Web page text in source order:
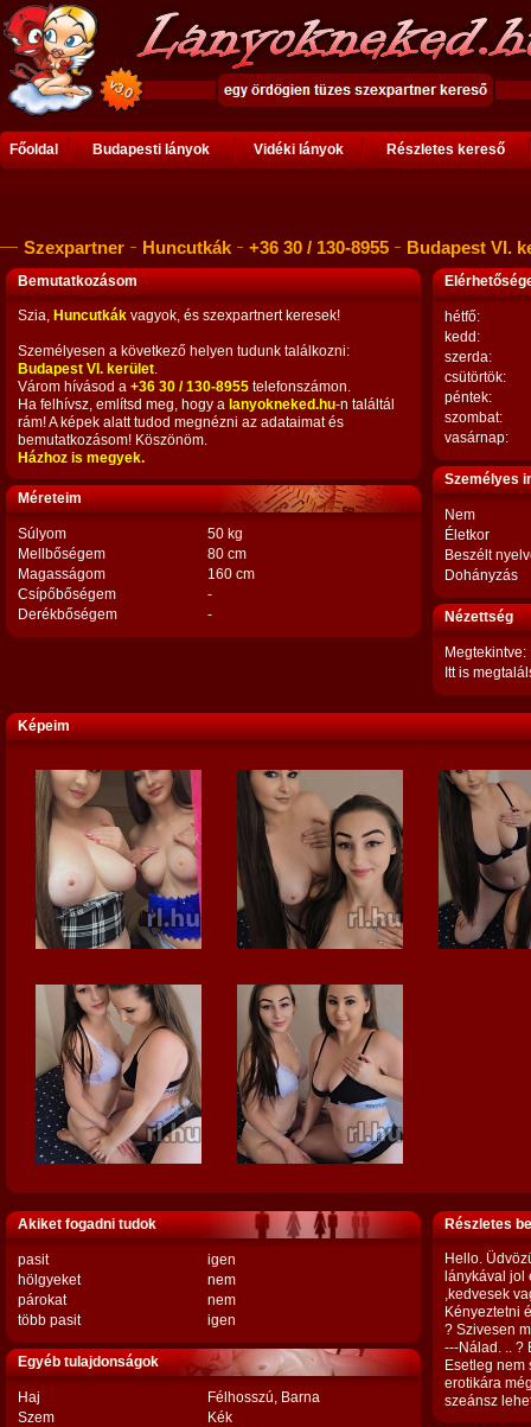
Főoldal Budapesti lányok Vidéki lányok Részletes kereső
Szexpartner Huncutkák +36 30 / 130-8955 Budapest VI.
Bemutatkozásom
Szia, Huncutkák vagyok, és szexpartnert keresek!
Személyesen a következő helyen tudunk találkozni:
Budapest VI. kerület.
Várom hívásod a +36 30 / 130-8955 telefonszámon.
Ha felhívsz, említsd meg, hogy a lanyokneked.hu-n találtál
rám! A képek alatt tudod megnézni az adataimat és
bemutatkozásom! Köszönöm.
Házhoz is megyek.
Méreteim
Súlyom
50 kg
Mellbőségem
80 cm
Magasságom
160 cm
Csípőbőségem
-
Derékbőségem
-
hétfő:
kedd:
szerda:
csütörtök:
péntek:
szombat:
vasárnap:
Személyes
Nem
Életkor
Beszélt
Dohányzás
Nézettség
Megtekintve:
Itt is
Képeim
Akiket fogadni tudok
pasit
igen
hölgyeket
nem
párokat
nem
több pasit
igen
Egyéb tulajdonságok
Haj
Félhosszú, Barna
Szem
Kék
Részletes
Hello.
lánykával jol
,kedvesek
Kényeztetni
? Szivesen
---Nálad. .. ?
Esetleg
erotikára
szeánsz